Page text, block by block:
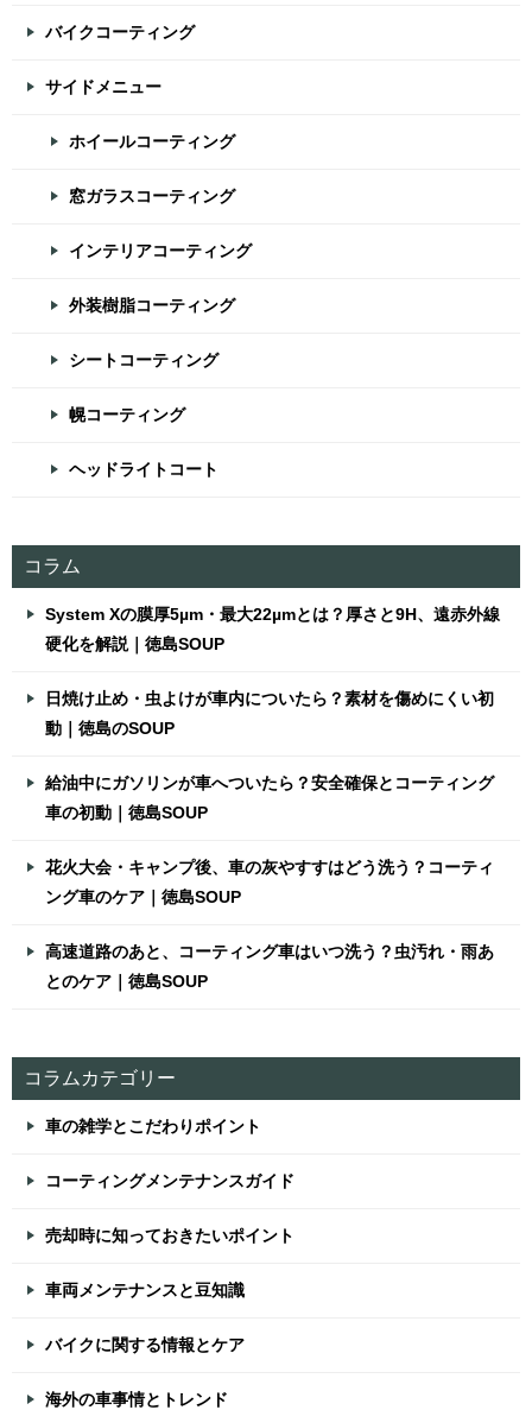
バイクコーティング
サイドメニュー
ホイールコーティング
窓ガラスコーティング
インテリアコーティング
外装樹脂コーティング
シートコーティング
幌コーティング
ヘッドライトコート
コラム
System Xの膜厚5µm・最大22µmとは？厚さと9H、遠赤外線
硬化を解説｜徳島SOUP
日焼け止め・虫よけが車内についたら？素材を傷めにくい初
動｜徳島のSOUP
給油中にガソリンが車へついたら？安全確保とコーティング
車の初動｜徳島SOUP
花火大会・キャンプ後、車の灰やすすはどう洗う？コーティ
ング車のケア｜徳島SOUP
高速道路のあと、コーティング車はいつ洗う？虫汚れ・雨あ
とのケア｜徳島SOUP
コラムカテゴリー
車の雑学とこだわりポイント
コーティングメンテナンスガイド
売却時に知っておきたいポイント
車両メンテナンスと豆知識
バイクに関する情報とケア
海外の車事情とトレンド